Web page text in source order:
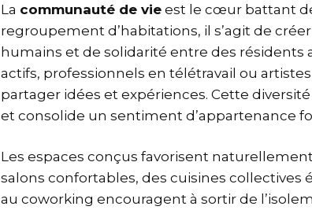
La communauté de vie est le cœur battant
regroupement d’habitations, il s’agit de
humains et de solidarité entre des résidents
actifs, professionnels en télétravail ou
partager idées et expériences. Cette
et consolide un sentiment d’appartenance
Les espaces conçus favorisent
salons confortables, des cuisines collectives
au coworking encouragent à sortir de